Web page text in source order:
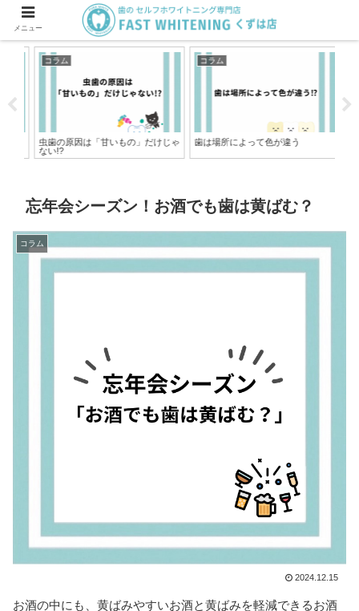
コラム
虫歯の原因は「甘いもの」だけじゃ
ない!?
コラム
歯は場所によって色が違う
忘年会シーズン！お酒でも歯は黄ばむ？
コラム
2024.12.15
お酒の中にも、黄ばみやすいお酒と黄ばみを軽減できるお酒
メニュー